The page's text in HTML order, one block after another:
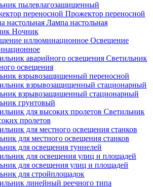
пылевлагозащищенный
Прожектор переносной
Лампа настольная
Ночник
Освещение
Светильник
освещения
взрывозащищенный переносной
взрывозащищенный стационарный
грунтовый
Светильник
пролетов
для местного освещения станков
для освещения туннелей
для освещения улиц и площадей
для стройплощадок